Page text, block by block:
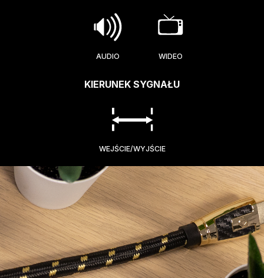
AUDIO WIDEO
KIERUNEK SYGNAŁU
WEJŚCIE/WYJŚCIE